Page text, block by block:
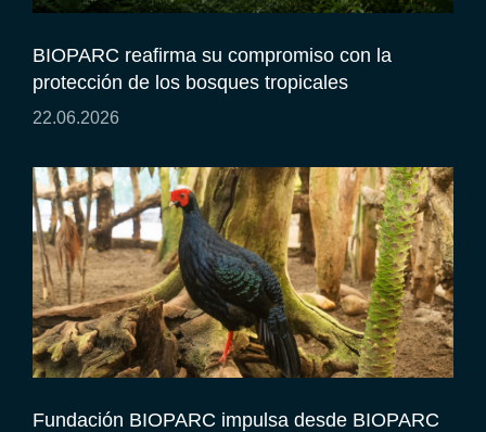
BIOPARC reafirma su compromiso con la
protección de los bosques tropicales
22.06.2026
Fundación BIOPARC impulsa desde BIOPARC